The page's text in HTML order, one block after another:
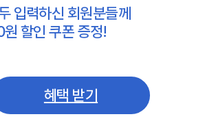
입력하신 회원분들께
할인 쿠폰 증정!
혜택 받기